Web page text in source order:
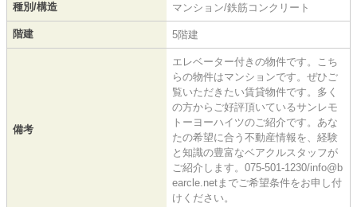
種別/構造 マンション/鉄筋コンクリート
階建 5階建
備考
エレベーター付きの物件です。こち
らの物件はマンションです。ぜひご
覧いただきたい賃貸物件です。多く
の方からご好評頂いているサンレモ
トーヨーハイツのご紹介です。あな
たの希望に合う不動産情報を、経験
と知識の豊富なベアクルスタッフが
ご紹介します。075-501-1230/info@b
earcle.netまでご希望条件をお申し付
けください。